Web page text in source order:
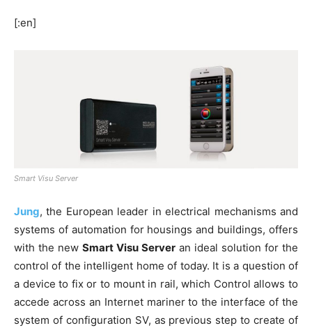
[:en]
Smart Visu Server
Jung, the European leader in electrical mechanisms and
systems of automation for housings and buildings, offers
with the new Smart Visu Server an ideal solution for the
control of the intelligent home of today. It is a question of
a device to fix or to mount in rail, which Control allows to
accede across an Internet mariner to the interface of the
system of configuration SV, as previous step to create of